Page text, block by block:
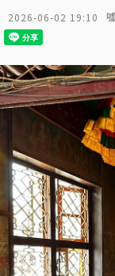
2026-06-02 19:10